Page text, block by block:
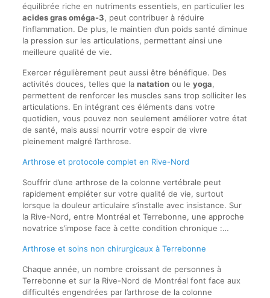
équilibrée riche en nutriments essentiels, en particulier les
acides gras oméga-3, peut contribuer à réduire
l’inflammation. De plus, le maintien d’un poids santé diminue
la pression sur les articulations, permettant ainsi une
meilleure qualité de vie.
Exercer régulièrement peut aussi être bénéfique. Des
activités douces, telles que la natationou le yoga,
permettent de renforcer les muscles sans trop solliciter les
articulations. En intégrant ces éléments dans votre
quotidien, vous pouvez non seulement améliorer votre état
de santé, mais aussi nourrir votre espoir de vivre
pleinement malgré l’arthrose.
Arthrose et protocole complet en Rive-Nord
Souffrir d’une arthrose de la colonne vertébrale peut
rapidement empiéter sur votre qualité de vie, surtout
lorsque la douleur articulaire s’installe avec insistance. Sur
la Rive-Nord, entre Montréal et Terrebonne, une approche
novatrice s’impose face à cette condition chronique :…
Arthrose et soins non chirurgicaux à Terrebonne
Chaque année, un nombre croissant de personnes à
Terrebonne et sur la Rive-Nord de Montréal font face aux
difficultés engendrées par l’arthrose de la colonne